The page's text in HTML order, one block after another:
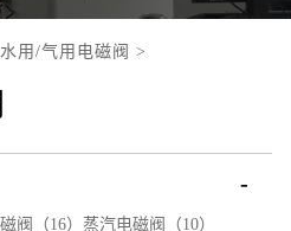
水用/气用电磁阀 >
阀（16） 蒸汽电磁阀（10）